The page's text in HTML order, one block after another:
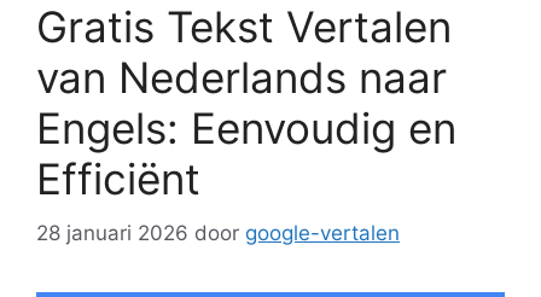
Gratis Tekst Vertalen
van Nederlands naar
Engels: Eenvoudig en
Efficiënt
28 januari 2026 door google-vertalen